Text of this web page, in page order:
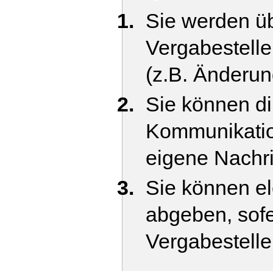
Sie werden
(z.B.
Sie können
eigene
Sie können
abgeben,